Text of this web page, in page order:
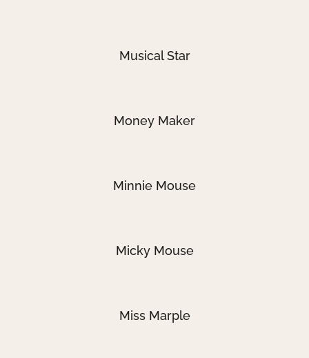
Musical Star
Money Maker
Minnie Mouse
Micky Mouse
Miss Marple